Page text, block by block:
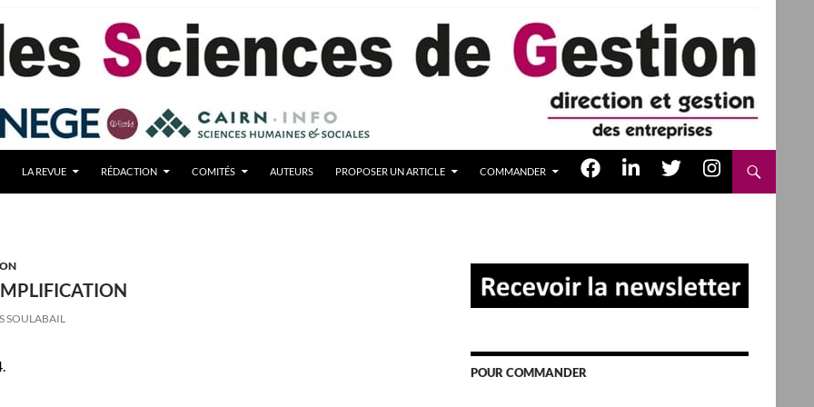
LA REVUE RÉDACTION COMITÉS AUTEURS PROPOSER UN ARTICLE COMMANDER
SOULABAIL
POUR COMMANDER